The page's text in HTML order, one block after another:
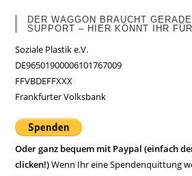
DER WAGGON BRAUCHT
SUPPORT – HIER KÖNNT IHR
Soziale Plastik e.V.
DE96501900006101767009
FFVBDEFFXXX
Frankfurter Volksbank
Oder ganz bequem mit Paypal (einfach
clicken!)Wenn Ihr eine Spendenquittung